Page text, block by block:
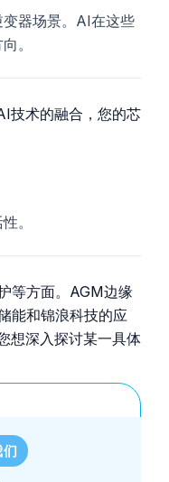
变器场景。AI在这些
。
技术的融合，您的芯
。
等方面。AGM边缘
能和锦浪科技的应
想深入探讨某一具体